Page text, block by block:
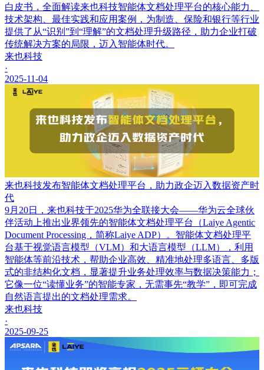
白皮书，全面解读来也科技智能体文档处理平台的核心能力、
技术架构、最佳实践和应用案例，为制造、保险和银行等行业
提供了从“识别”到“理解”的文档处理升级路径，助力企业打破
传统解决方案的局限，迈入智能体时代。
来也科技
·
2025-11-04
来也科技发布智能体文档处理平台，助力政企迈入数据资产时
代
9月20日，来也科技于2025华为全联接大会——华为云全球伙
伴活动上推出业界领先的智能体文档处理平台（Laiye Agentic
Document Processing，简称Laiye ADP）。智能体文档处理平
台基于视觉语言模型（VLM）和大语言模型（LLM），利用
智能体等前沿技术，帮助企业高效、精准地处理多语言、多版
式的非结构化文档，显著提升业务处理效率与数据决策能力；
它像一位“读懂业务”的智能专家，无需事先“教学”，即可完成
自然语言提出的文档处理需求。
来也科技
·
2025-09-25